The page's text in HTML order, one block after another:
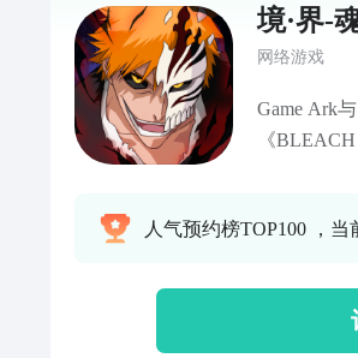
境·界-
网络游戏
Game Ark
《
迸发少年热
人气预约榜TOP100 ，